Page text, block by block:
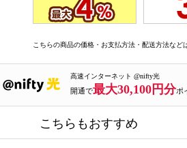
こちらの商品の価格・お支払方法・配送方法など
高速インターネット @nifty光
開通で最大30,100円分ポ
こちらもおすすめ